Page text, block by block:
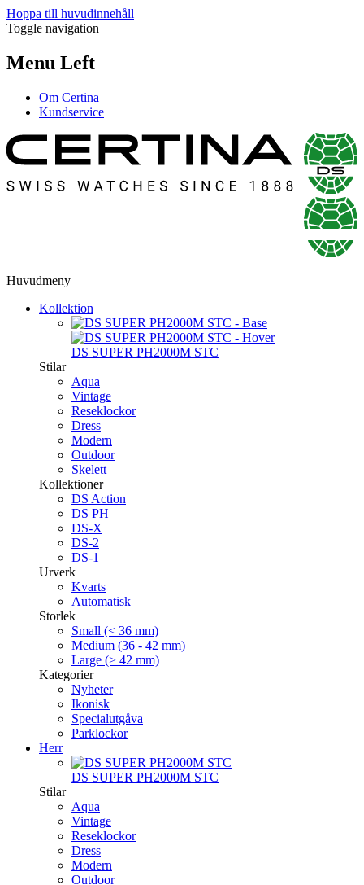
Hoppa till huvudinnehåll
Toggle navigation
Menu Left
Om Certina
Kundservice
Huvudmeny
Kollektion
DS SUPER PH2000M STC
Stilar
Aqua
Vintage
Reseklockor
Dress
Modern
Outdoor
Skelett
Kollektioner
DS Action
DS PH
DS-X
DS-2
DS-1
Urverk
Kvarts
Automatisk
Storlek
Small (< 36 mm)
Medium (36 - 42 mm)
Large (> 42 mm)
Kategorier
Nyheter
Ikonisk
Specialutgåva
Parklockor
Herr
DS SUPER PH2000M STC
Stilar
Aqua
Vintage
Reseklockor
Dress
Modern
Outdoor